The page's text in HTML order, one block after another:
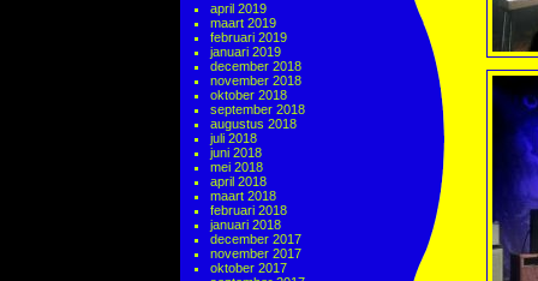
april 2019
maart 2019
februari 2019
januari 2019
december 2018
november 2018
oktober 2018
september 2018
augustus 2018
juli 2018
juni 2018
mei 2018
april 2018
maart 2018
februari 2018
januari 2018
december 2017
november 2017
oktober 2017